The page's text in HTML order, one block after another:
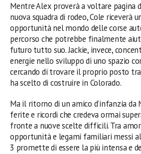
Mentre Alex proverà a voltare pagina
nuova squadra di rodeo, Cole riceverà
opportunità nel mondo delle corse
percorso che potrebbe finalmente
futuro tutto suo. Jackie, invece,
energie nello sviluppo di uno spazio
cercando di trovare il proprio posto
ha scelto di costruire in Colorado.
Ma il ritorno di un amico d’infanzia da
ferite e ricordi che credeva ormai
fronte a nuove scelte difficili. Tra
opportunità e legami familiari messi
3 promette di essere la più intensa e